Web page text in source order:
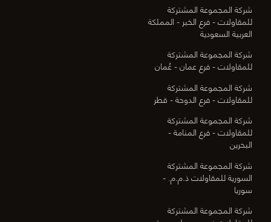
شركة المجموعة المشتركة
للمقاولات - فرع الخبر - المملكة
العربية السعودية
شركة المجموعة المشتركة
للمقاولات - فرع عمان - عُمان
شركة المجموعة المشتركة
للمقاولات - فرع الدوحة - قطر
شركة المجموعة المشتركة
للمقاولات - فرع المنامة -
البحرين
شركة المجموعة المشتركة
السورية للمقاولات ذ.م.م. -
سوريا
شركة المجموعة المشتركة